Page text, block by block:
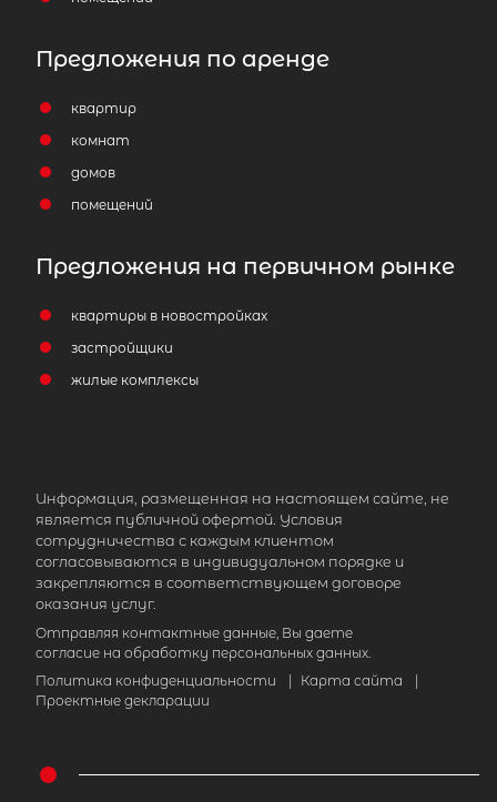
Предложения по аренде
квартир
комнат
домов
помещений
Предложения на первичном рынке
квартиры в новостройках
застройщики
жилые комплексы
Информация, размещенная на настоящем сайте, не
является публичной офертой. Условия
сотрудничества с каждым клиентом
согласовываются в индивидуальном порядке и
закрепляются в соответствующем договоре
оказания услуг.
Отправляя контактные данные, Вы даете
согласие на обработку персональных данных.
Политика конфиденциальности
Карта сайта
Проектные декларации